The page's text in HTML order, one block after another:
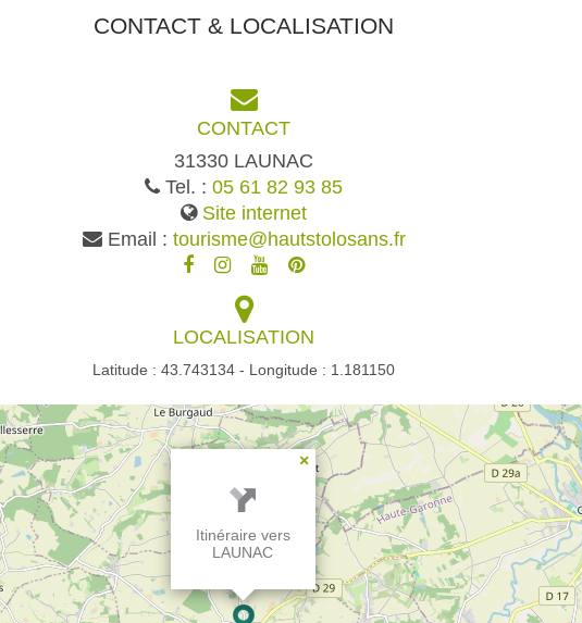
CONTACT & LOCALISATION
CONTACT
31330 LAUNAC
Tel. : 05 61 82 93 85
Site internet
Email : tourisme@hautstolosans.fr
LOCALISATION
Latitude : 43.743134 - Longitude : 1.181150
×
Itinéraire vers
LAUNAC